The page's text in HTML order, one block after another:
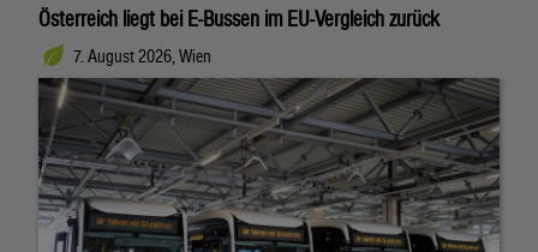
Österreich liegt bei E-Bussen im EU-Vergleich zurück
7. August 2026, Wien